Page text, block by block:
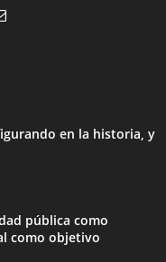
en la historia, y
pública como
como objetivo